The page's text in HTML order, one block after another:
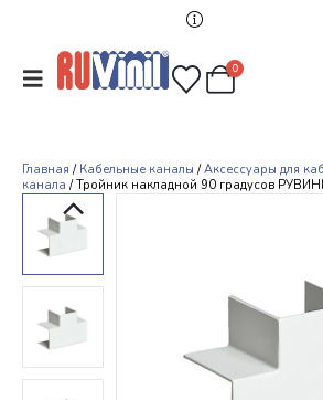
0
Главная / Кабельные каналы /Аксессуары для
канала / Тройник накладной 90 градусов